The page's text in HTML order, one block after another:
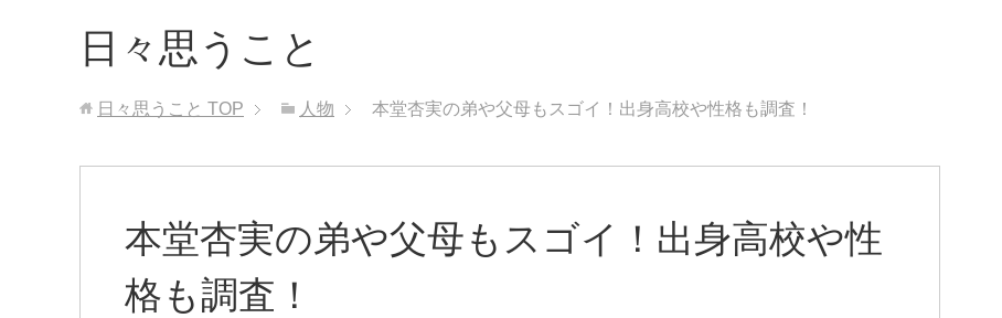
日々思うこと
日々思うこと TOP 人物 本堂杏実の弟や父母もスゴイ！出身高校や性格も調査！
本堂杏実の弟や父母もスゴイ！出身高校や性
格も調査！